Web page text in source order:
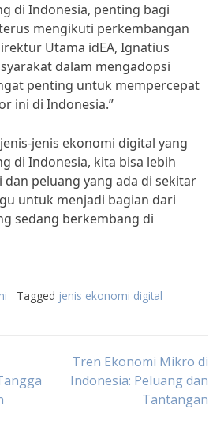
di Indonesia, penting bagi
mengikuti perkembangan
Utama idEA, Ignatius
dalam mengadopsi
penting untuk mempercepat
ini di Indonesia.”
jenis ekonomi digital yang
di Indonesia, kita bisa lebih
peluang yang ada di sekitar
untuk menjadi bagian dari
sedang berkembang di
Tagged jenis ekonomi digital
Tren Ekonomi Mikro di
Indonesia: Peluang dan
Tantangan